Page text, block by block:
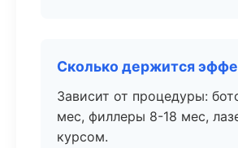
Сколько держится
Зависит от процедуры:
мес, филлеры 8-18 мес,
курсом.